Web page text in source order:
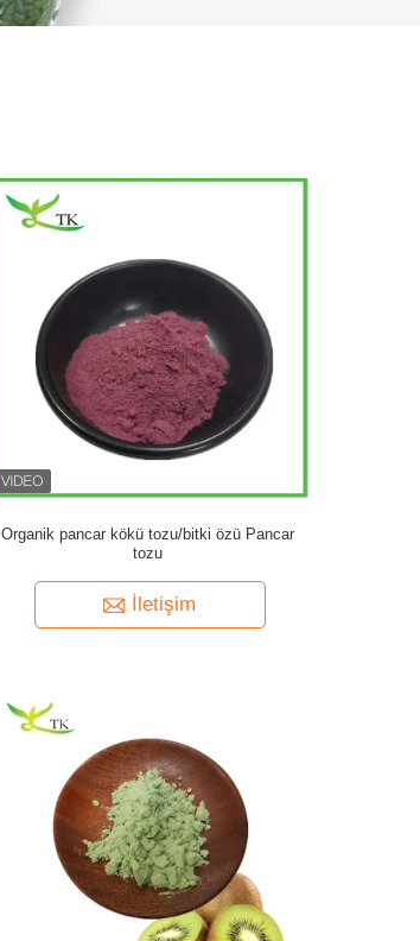
Organik pancar kökü tozu/bitki özü Pancar
tozu
İletişim